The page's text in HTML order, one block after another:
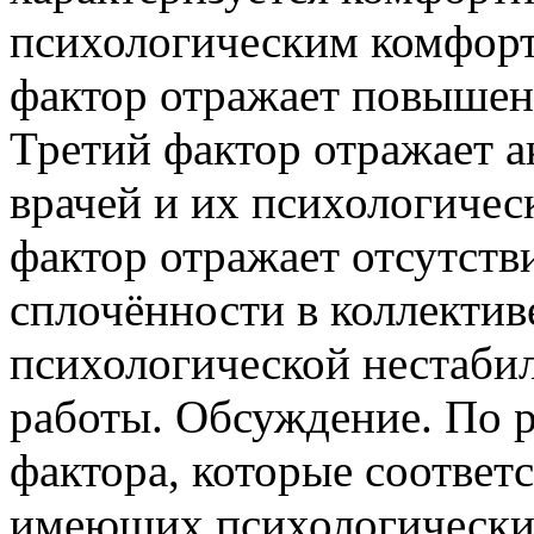
психологическим
фактор отражает
Третий фактор
врачей и их
фактор отражает
сплочённости в
психологической
работы. Обсуждение. По
фактора, которые
имеющих